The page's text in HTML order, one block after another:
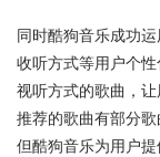
同时酷狗音乐成功
收听方式等用户个性
视听方式的歌曲，
推荐的歌曲有部分
但酷狗音乐为用户